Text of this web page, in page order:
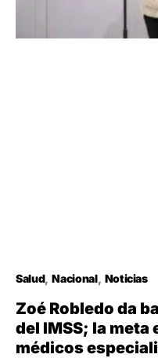
Salud Nacional Noticias
Zoé Robledo da
del IMSS; la meta
médicos